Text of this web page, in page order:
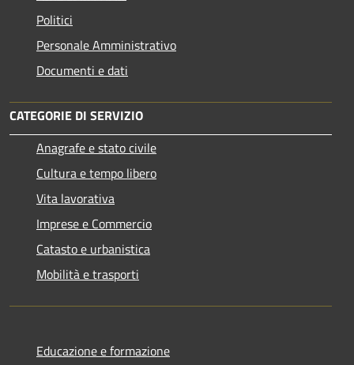
Politici
Personale Amministrativo
Documenti e dati
CATEGORIE DI SERVIZIO
Anagrafe e stato civile
Cultura e tempo libero
Vita lavorativa
Imprese e Commercio
Catasto e urbanistica
Mobilità e trasporti
Educazione e formazione